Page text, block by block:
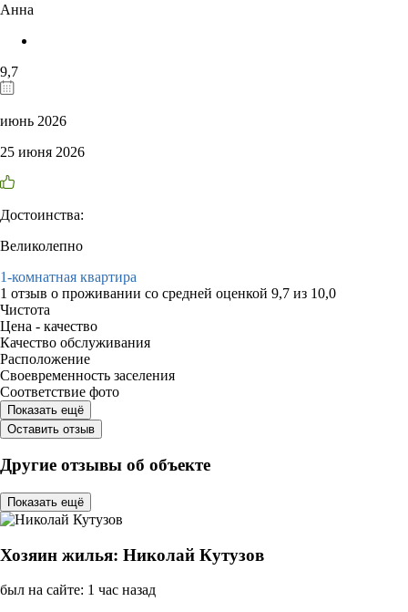
Анна
9,7
июнь 2026
25 июня 2026
Достоинства:
Великолепно
1-комнатная квартира
1 отзыв о проживании со средней оценкой 9,7 из 10,0
Чистота
Цена - качество
Качество обслуживания
Расположение
Своевременность заселения
Соответствие фото
Показать ещё
Оставить отзыв
Другие отзывы об объекте
Показать ещё
Хозяин жилья: Николай Кутузов
был на сайте: 1 час назад